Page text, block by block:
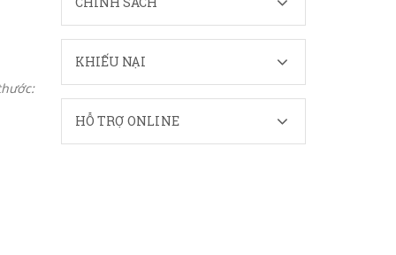
KHIẾU NẠI
HỖ TRỢ ONLINE